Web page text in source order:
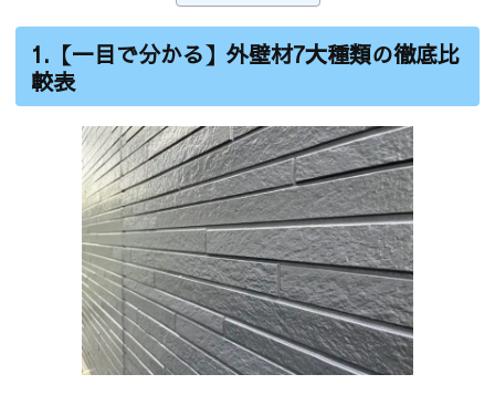
1.【一目で分かる】外壁材7大種類の徹底比
較表